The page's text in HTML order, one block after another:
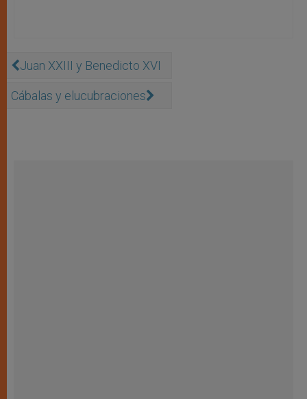
Juan XXIII y Benedicto XVI
Cábalas y elucubraciones